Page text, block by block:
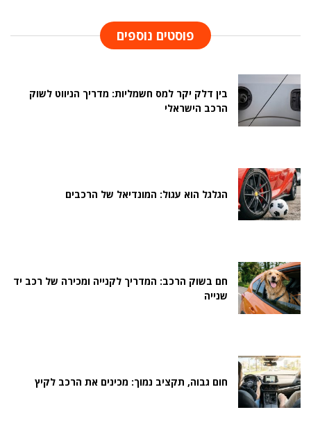
פוסטים נוספים
בין דלק יקר למס חשמליות: מדריך הניווט לשוק
הרכב הישראלי
הגלגל הוא עגול: המונדיאל של הרכבים
חם בשוק הרכב: המדריך לקנייה ומכירה של רכב יד
שנייה
חום גבוה, תקציב נמוך: מכינים את הרכב לקיץ